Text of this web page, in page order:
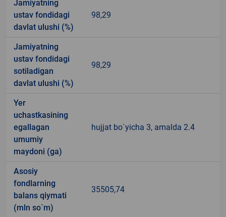
Jamiyatning
ustav fondidagi
davlat ulushi (%)
98,29
Jamiyatning
ustav fondidagi
sotiladigan
davlat ulushi (%)
98,29
Yer
uchastkasining
egallagan
umumiy
maydoni (ga)
hujjat bo`yicha 3, amalda 2.4
Asosiy
fondlarning
balans qiymati
(mln so`m)
35505,74